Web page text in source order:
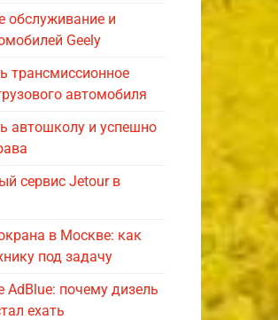
обслуживание и
Geely
трансмиссионное
автомобиля
автошколу и успешно
сервис Jetour в
в Москве: как
под задачу
AdBlue: почему дизель
ехать